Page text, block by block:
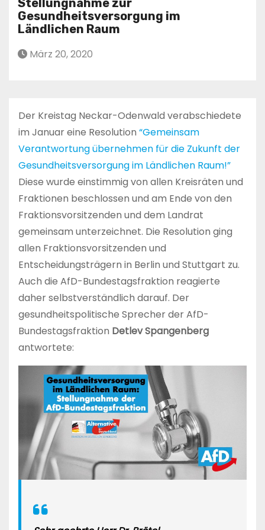
Stellungnahme zur
Gesundheitsversorgung im
Ländlichen Raum
März 20, 2020
Der Kreistag Neckar-Odenwald verabschiedete
im Januar eine Resolution “Gemeinsam
Verantwortung übernehmen für die Zukunft der
Gesundheitsversorgung im Ländlichen Raum!”
Diese wurde einstimmig von allen Kreisräten und
Fraktionen beschlossen und am Ende von den
Fraktionsvorsitzenden und dem Landrat
gemeinsam unterzeichnet. Die Resolution ging
allen Fraktionsvorsitzenden und
Entscheidungsträgern in Berlin und Stuttgart zu.
Auch die AfD-Bundestagsfraktion reagierte
daher selbstverständlich darauf. Der
gesundheitspolitische Sprecher der AfD-
Bundestagsfraktion Detlev Spangenberg
antwortete: